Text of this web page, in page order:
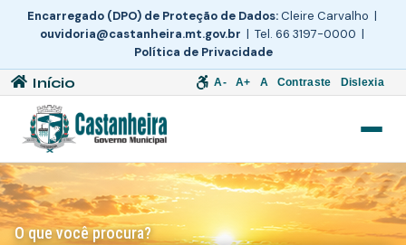
Encarregado (DPO) de Proteção de Dados:Cleire Carvalho |
ouvidoria@castanheira.mt.gov.br | Tel. 66 3197-0000 |
Política de Privacidade
Início A- A+ A Contraste Dislexia
O que você procura?